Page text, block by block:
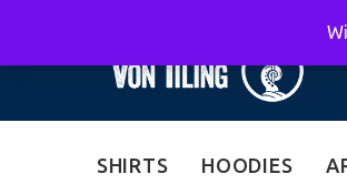
SHIRTS HOODIES